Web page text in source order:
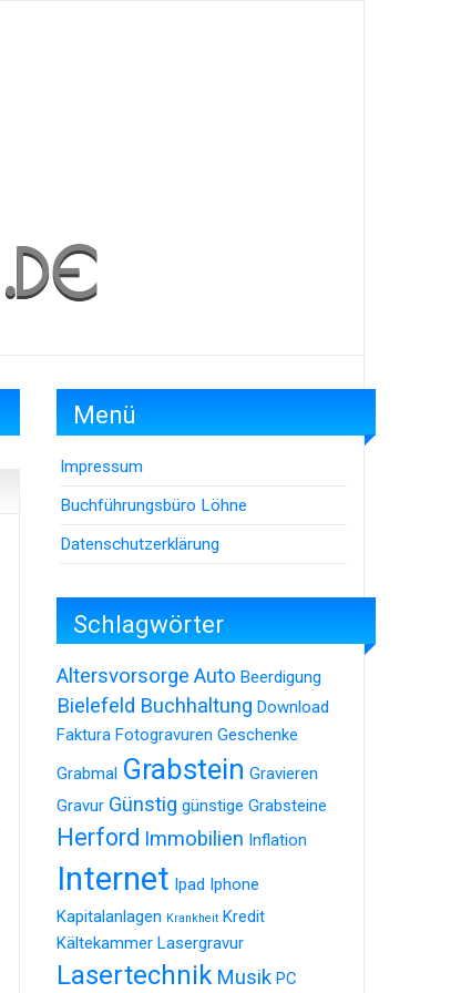
Menü
Impressum
Buchführungsbüro Löhne
Datenschutzerklärung
Schlagwörter
Altersvorsorge Auto Beerdigung
Bielefeld Buchhaltung Download
Faktura Fotogravuren Geschenke
Grabmal Grabstein Gravieren
Gravur Günstig günstige Grabsteine
Herford Immobilien Inflation
Internet Ipad Iphone
Kapitalanlagen Krankheit Kredit
Kältekammer Lasergravur
Lasertechnik Musik PC